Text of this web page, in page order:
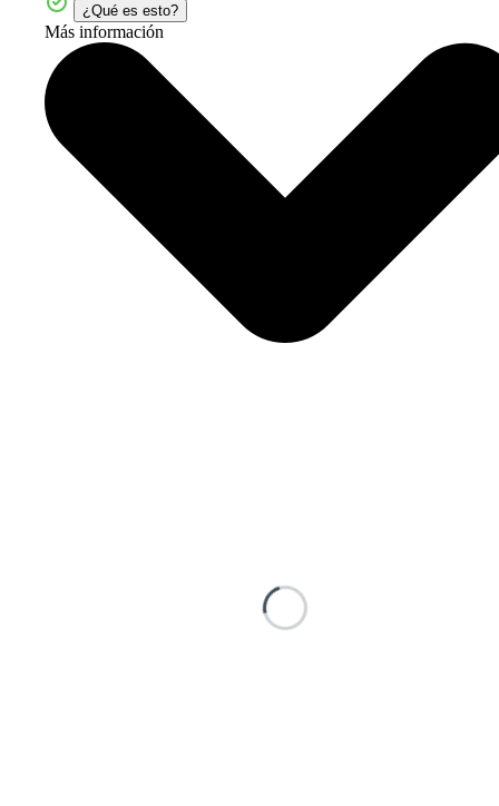
¿Qué es esto?
Más información